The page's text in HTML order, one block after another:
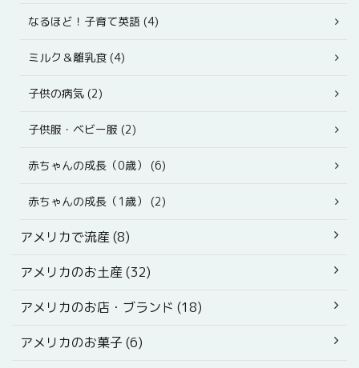
なるほど！子育て英語 (4)
ミルク＆離乳食 (4)
子供の病気 (2)
子供服・ベビー服 (2)
赤ちゃんの成長（0歳） (6)
赤ちゃんの成長（1歳） (2)
アメリカで流産 (8)
アメリカのお土産 (32)
アメリカのお店・ブランド (18)
アメリカのお菓子 (6)